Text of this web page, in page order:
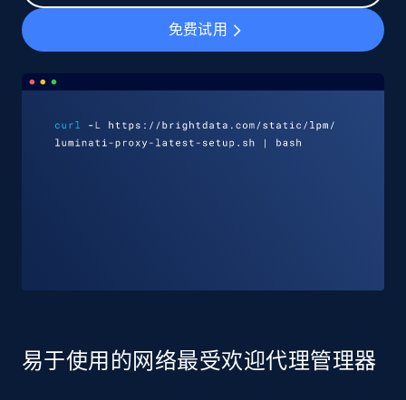
免费试用
易于使用的网络最受欢迎代理管理器